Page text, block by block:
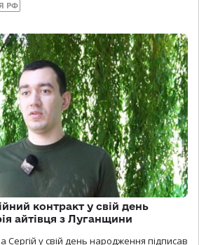
РФ
контракт у свій день
айтівця з Луганщини
Сергій у свій день народження підписав